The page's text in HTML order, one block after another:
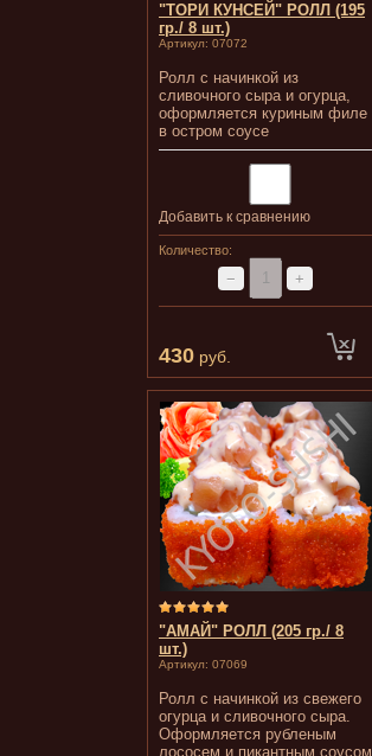
"ТОРИ КУНСЕЙ" РОЛЛ (195
гр./ 8 шт.)
Артикул: 07072
Ролл с начинкой из
сливочного сыра и огурца,
оформляется куриным филе
в остром соусе
Добавить к сравнению
Количество:
− +
430 руб.
"АМАЙ" РОЛЛ (205 гр./ 8
шт.)
Артикул: 07069
Ролл с начинкой из свежего
огурца и сливочного сыра.
Оформляется рубленым
лососем и пикантным соусом